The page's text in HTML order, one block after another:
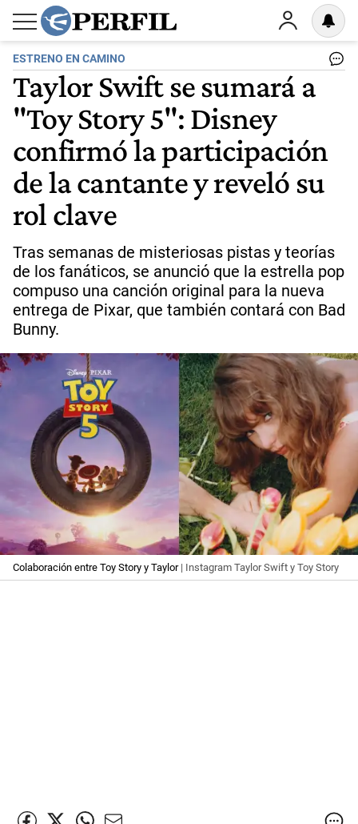
ESTRENO EN CAMINO
Taylor Swift se sumará a
"Toy Story 5": Disney
confirmó la participación
de la cantante y reveló su
rol clave
Tras semanas de misteriosas pistas y teorías
de los fanáticos, se anunció que la estrella pop
compuso una canción original para la nueva
entrega de Pixar, que también contará con Bad
Bunny.
Colaboración entre Toy Story y Taylor| Instagram Taylor Swift y Toy Story